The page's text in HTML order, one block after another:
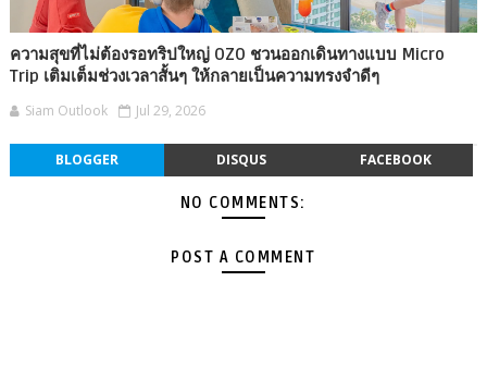
ความสุขที่ไม่ต้องรอทริปใหญ่ OZO ชวนออกเดินทางแบบ Micro
Trip เติมเต็มช่วงเวลาสั้นๆ ให้กลายเป็นความทรงจำดีๆ
Siam Outlook Jul 29, 2026
BLOGGER DISQUS FACEBOOK
NO COMMENTS:
POST A COMMENT